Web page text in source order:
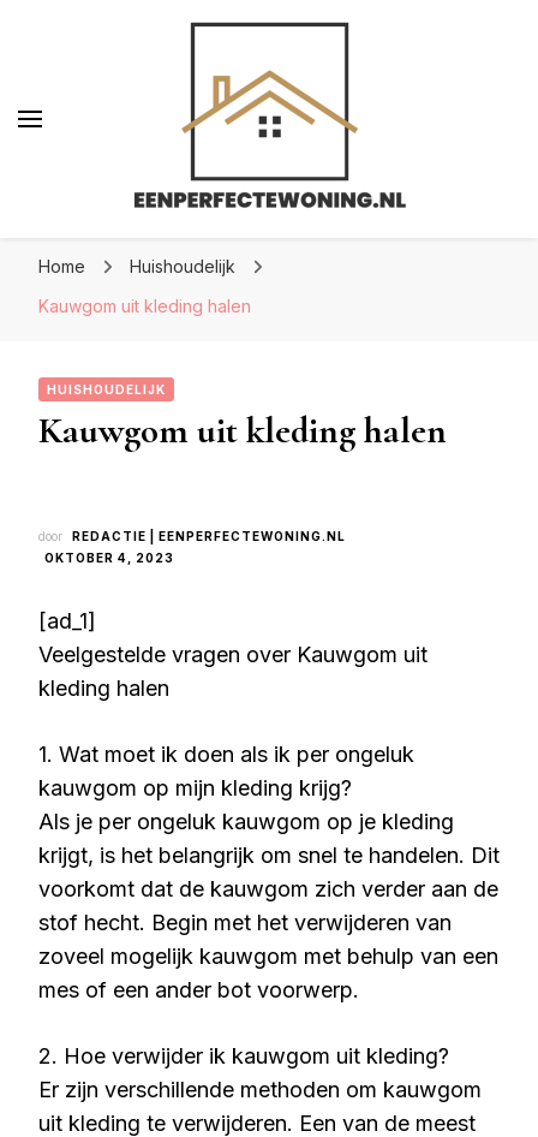
Home
Huishoudelijk
Kauwgom uit kleding halen
HUISHOUDELIJK
Kauwgom uit kleding halen
door
REDACTIE | EENPERFECTEWONING.NL
OKTOBER 4, 2023
[ad_1]
Veelgestelde vragen over Kauwgom uit
kleding halen
1. Wat moet ik doen als ik per ongeluk
kauwgom op mijn kleding krijg?
Als je per ongeluk kauwgom op je kleding
krijgt, is het belangrijk om snel te handelen. Dit
voorkomt dat de kauwgom zich verder aan de
stof hecht. Begin met het verwijderen van
zoveel mogelijk kauwgom met behulp van een
mes of een ander bot voorwerp.
2. Hoe verwijder ik kauwgom uit kleding?
Er zijn verschillende methoden om kauwgom
uit kleding te verwijderen. Een van de meest